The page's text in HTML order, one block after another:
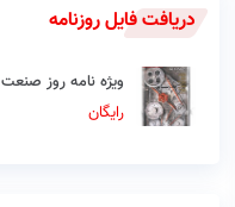
دریافت فایل روزنامه
ویژه نامه روز صنعت
رایگان